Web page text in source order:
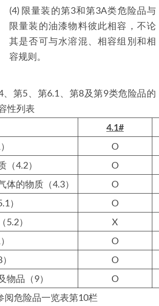
(4) 限量装的第3和第3A类危险品与
限量装的油漆物料彼此相容，不论
其是否可与水溶混、相容组別和相
容规则。
、第5、第6.1、第8及第9类危险品的
性列表
4.1#
O
（4.2）
O
体的物质（4.3）
O
）
O
）
X
O
O
物品（9）
O
阅危险品一览表第10栏